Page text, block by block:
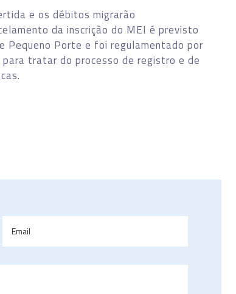
e os débitos migrarão
da inscrição do MEI é previsto
Pequeno Porte e foi regulamentado por
tratar do processo de registro e de